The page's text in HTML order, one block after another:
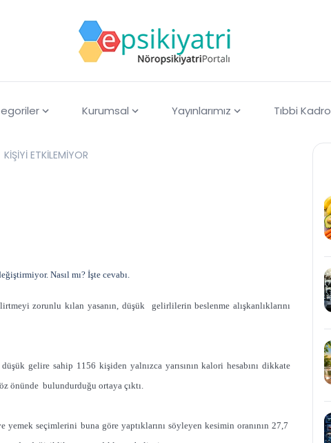
Kurumsal Yayınlarımız Tıbbi Kadro
KİŞİYİ ETKİLEMİYOR
Nasıl mı? İşte cevabı.
zorunlu kılan yasanın, düşük gelirlilerin beslenme alışkanlıklarını
gelire sahip 1156 kişiden yalnızca yarısının kalori hesabını dikkate
önünde bulundurduğu ortaya çıktı.
seçimlerini buna göre yaptıklarını söyleyen kesimin oranının 27,7